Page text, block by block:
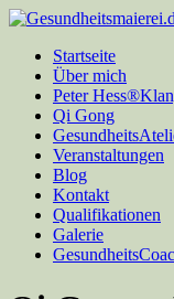
Startseite
Über mich
Peter
Qi Gong
Veranstaltungen
Blog
Kontakt
Qualifikationen
Galerie